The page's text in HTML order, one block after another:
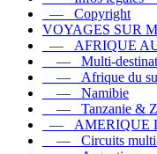
— Copyright
VOYAGES SUR
— AFRIQUE
— Multi-
— Afrique du
— Namibie
— Tanzanie &
— AMERIQUE
— Circuits multi-